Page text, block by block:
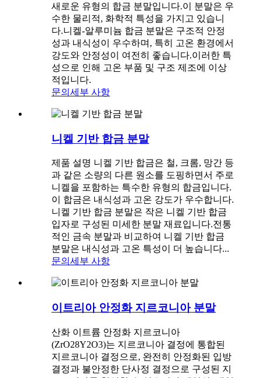
새로운 유형의 합금 분말입니다.이 분말은 우
수한 물리적, 화학적 특성을 가지고 있습니
다.니켈-알루미늄 합금 분말은 구조적 안정
성과 내식성이 우수하며, 특히 고온 환경에서
강도와 안정성이 여전히 좋습니다.이러한 특
성으로 인해 고온 부품 및 구조 제조에 이상
적입니다.
문의 세부 사항
니켈 기반 합금 분말
제품 설명 니켈 기반 합금은 철, 크롬, 망간 등
과 같은 소량의 다른 원소를 도핑하면서 주로
니켈을 포함하는 특수한 유형의 합금입니다.
이 합금은 내식성과 고온 강도가 우수합니다.
니켈 기반 합금 분말은 작은 니켈 기반 합금
입자로 구성된 미세한 분말 재료입니다.전통
적인 금속 분말과 비교하여 니켈 기반 합금
분말은 내식성과 고온 특성이 더 높습니다...
문의 세부 사항
이트리아 안정화 지르코니아 분말
산화 이트륨 안정화 지르코니아
(ZrO28Y2O3)는 지르코니아 결정에 통합된
지르코니아 결정으로, 완전히 안정화된 입방
결정과 불안정한 단사정 결정으로 구성된 지